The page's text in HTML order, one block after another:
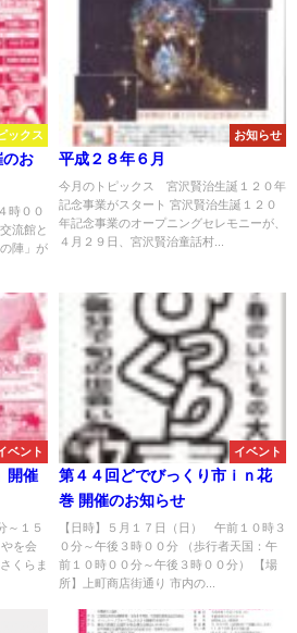
ックス
のお
時００
流館と
陣」が
お知らせ
平成２８年６月
今月のトピックス 宮沢賢治生誕１２０年
記念事業がスタート 宮沢賢治生誕１２０
年記念事業のオープニングセレモニーが、
４月２９日、宮沢賢治童話村...
ベント
開催
～１５
を会
くらま
イベント
第４４回どでびっくり市ｉｎ花
巻 開催のお知らせ
【日時】５月１７日（日） 午前１０時３
０分～午後３時００分 （歩行者天国：午
前１０時００分～午後３時００分） 【場
所】上町商店街通り 市内の...